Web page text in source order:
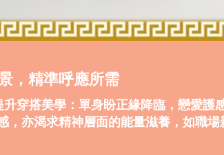
，精準呼應所需
穿搭美學：單身盼正緣降臨，戀愛護
，亦渴求精神層面的能量滋養，如職